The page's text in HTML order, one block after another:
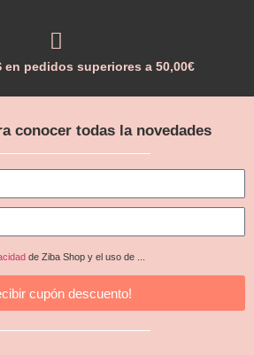
en pedidos superiores a 50,00€
conocer todas la novedades
de Ziba Shop y el uso de ...
cupón descuento!